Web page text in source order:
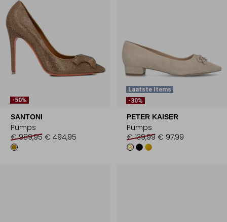
-50%
SANTONI
Pumps
€ 989,95 € 494,95
Laatste Items
-30%
PETER KAISER
Pumps
€ 139,99 € 97,99